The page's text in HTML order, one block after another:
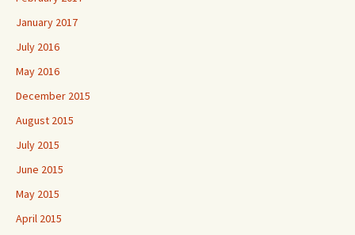
January 2017
July 2016
May 2016
December 2015
August 2015
July 2015
June 2015
May 2015
April 2015